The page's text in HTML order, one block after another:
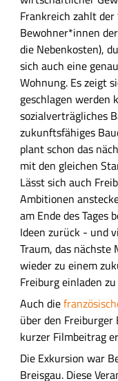
Frankreich zahlt
Bewohner*innen
die Nebenkosten),
sich auch eine
Wohnung. Es zeigt
geschlagen werden
sozialverträgliches
zukunftsfähiges
plant schon das
mit den gleichen
Lässt sich auch
Ambitionen
am Ende des
Ideen zurück - und
Traum, das nächste
wieder zu einem
Freiburg einladen
Auch die
über den
kurzer Filmbeitrag
Die Exkursion war
Breisgau. Diese